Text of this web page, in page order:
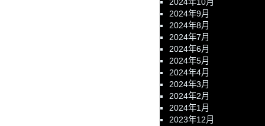
2024年9月
2024年8月
2024年7月
2024年6月
2024年5月
2024年4月
2024年3月
2024年2月
2024年1月
2023年12月